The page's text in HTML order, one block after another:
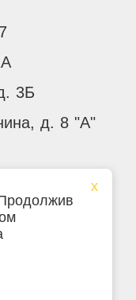
3Б
д. 8 "А"